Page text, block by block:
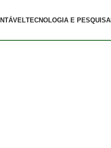
TECNOLOGIA E PESQUISA